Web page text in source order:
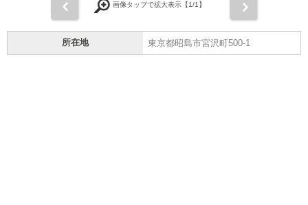
画像タップで拡大表示【1/1】
所在地 東京都昭島市宮沢町500-1